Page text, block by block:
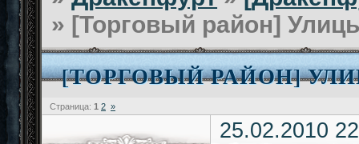
» [Торговый район]
[ТОРГОВЫЙ РАЙОН]
Страница: 1 2 »
25.02.2010